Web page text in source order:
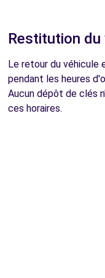
Restitution du
Le retour du véhicule
pendant les heures
Aucun dépôt de clés
ces horaires.